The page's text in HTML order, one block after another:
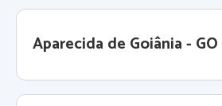
Aparecida de Goiânia - GO